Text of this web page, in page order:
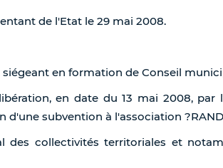
de l'Etat le 29 mai 2008.
siégeant en formation de Conseil
en date du 13 mai 2008, par
d'une subvention à l'association
des collectivités territoriales et